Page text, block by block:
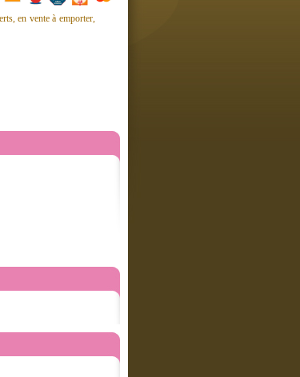
en vente à emporter,